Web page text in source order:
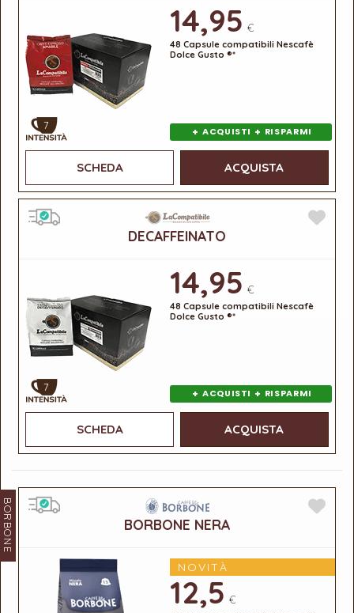
7
14,95 €
48 Capsule compatibili Nescafè
Dolce Gusto ®*
+ ACQUISTI + RISPARMI
SCHEDA ACQUISTA
DECAFFEINATO
7
14,95 €
48 Capsule compatibili Nescafè
Dolce Gusto ®*
+ ACQUISTI + RISPARMI
SCHEDA ACQUISTA
BORBONE BORBONE NERA
NOVITÀ
12,5 €